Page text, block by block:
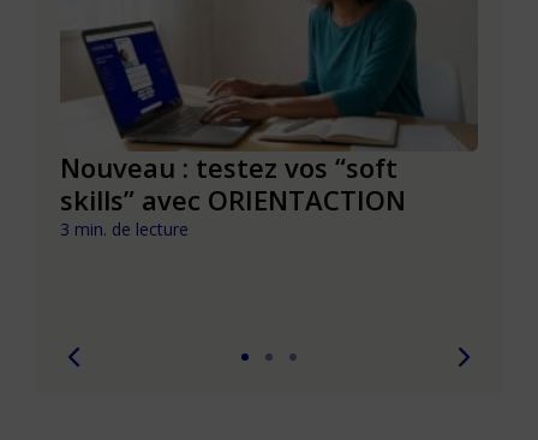
Nouveau : testez vos “soft
skills” avec ORIENTACTION
3 min. de lecture